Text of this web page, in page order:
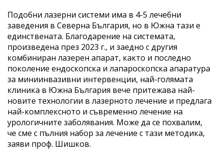
Подобни лазерни системи има в 4-5 лечебни
заведения в Северна България, но в Южна тази е
единствената. Благодарение на системата,
произведена през 2023 г., и заедно с другия
комбиниран лазерен апарат, както и последно
поколение ендоскопска и лапароскопска апаратура
за миниинвазивни интервенции, най-голямата
клиника в Южна България вече притежава най-
новите технологии в лазерното лечение и предлага
най-комплексното и съвременно лечение на
урологичните заболявания. Може да се похвалим,
че сме с пълния набор за лечение с тази методика,
заяви проф. Шишков.